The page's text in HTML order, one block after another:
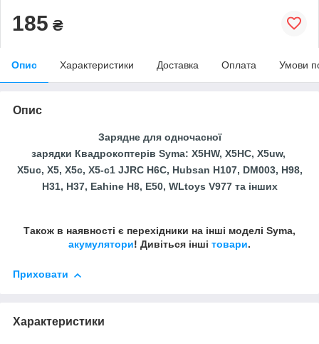
185 ₴
Опис Характеристики Доставка Оплата Умови
Опис
Зарядне для одночасної
зарядки Квадрокоптерів Syma: X5HW, X5HC, X5uw,
X5uc, X5, X5c, X5-c1 JJRC H6C, Hubsan H107, DM003, H98,
H31, H37, Eahine H8, E50, WLtoys V977 та інших
Також в наявності є перехідники на інші моделі Syma,
акумулятори! Дивіться інші товари.
Приховати
Характеристики